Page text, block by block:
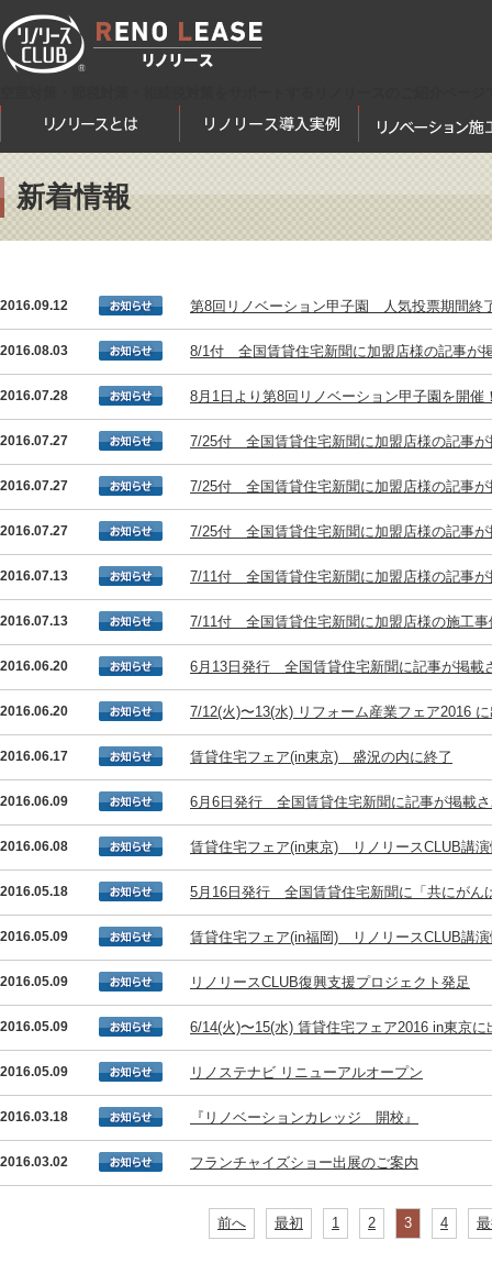
新着情報
2016.09.12 第8回リノベーション甲子園 人気投票期間終
2016.08.03 8/1付 全国賃貸住宅新聞に加盟店様の記事が
2016.07.28 8月1日より第8回リノベーション甲子園を開催
2016.07.27 7/25付 全国賃貸住宅新聞に加盟店様の記事が
2016.07.27 7/25付 全国賃貸住宅新聞に加盟店様の記事が
2016.07.27 7/25付 全国賃貸住宅新聞に加盟店様の記事が
2016.07.13 7/11付 全国賃貸住宅新聞に加盟店様の記事が
2016.07.13 7/11付 全国賃貸住宅新聞に加盟店様の施工事
2016.06.20 6月13日発行 全国賃貸住宅新聞に記事が掲載
2016.06.20 7/12(火)〜13(水) リフォーム産業フェア2016
2016.06.17 賃貸住宅フェア(in東京) 盛況の内に終了
2016.06.09 6月6日発行 全国賃貸住宅新聞に記事が掲載
2016.06.08 賃貸住宅フェア(in東京) リノリースCLUB講演
2016.05.18 5月16日発行 全国賃貸住宅新聞に「共にがん
2016.05.09 賃貸住宅フェア(in福岡) リノリースCLUB講演
2016.05.09 リノリースCLUB復興支援プロジェクト発足
2016.05.09 6/14(火)〜15(水) 賃貸住宅フェア2016 in東京に
2016.05.09 リノステナビ リニューアルオープン
2016.03.18 『リノベーションカレッジ 開校』
2016.03.02 フランチャイズショー出展のご案内
前へ 最初 1 2 3 4